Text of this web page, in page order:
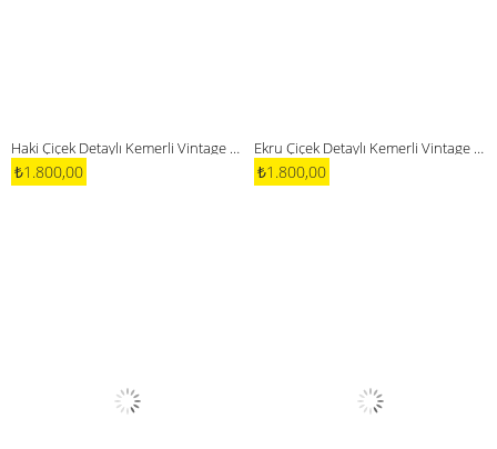
Haki Çiçek Detaylı Kemerli Vintage Elbise
₺1.800,00
Ekru Çiçek Detaylı Kemerli Vintage Elbise
₺1.800,00